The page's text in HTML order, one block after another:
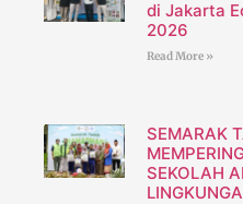
di Jakarta
2026
Read More »
SEMARAK
SEKOLAH